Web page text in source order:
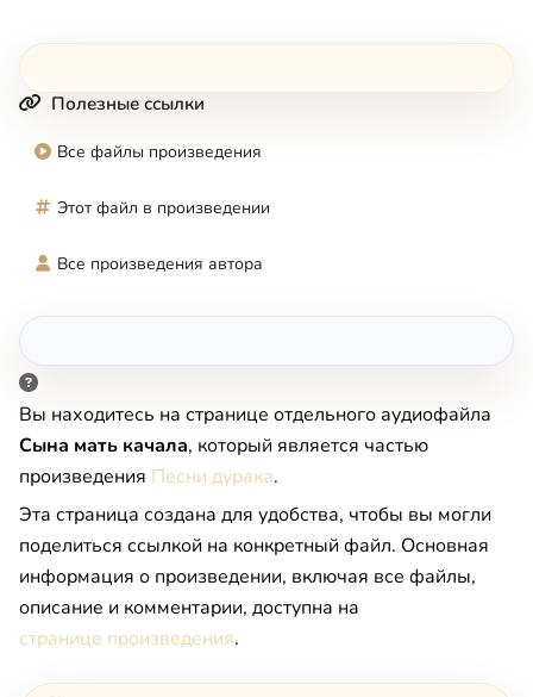
Полезные ссылки
Все файлы произведения
Этот файл в произведении
Все произведения автора
Вы находитесь на странице отдельного аудиофайла
Сына мать качала, который является частью
произведения Песни дурака.
Эта страница создана для удобства, чтобы вы могли
поделиться ссылкой на конкретный файл. Основная
информация о произведении, включая все файлы,
описание и комментарии, доступна на
странице произведения.